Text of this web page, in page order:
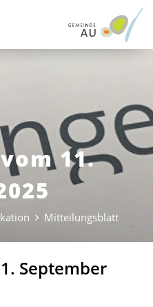
11.
Mitteilungsblatt
September